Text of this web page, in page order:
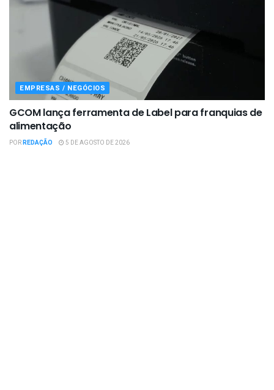
EMPRESAS / NEGÓCIOS
GCOM lança ferramenta de Label para franquias de
alimentação
PORREDAÇÃO 5 DE AGOSTO DE 2026